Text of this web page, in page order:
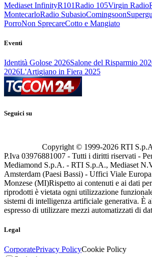
Mediaset InfinityR101Radio 105Virgin Radio
MontecarloRadio SubasioComingsoon
PorroNon SprecareCotto e Mangiato
Eventi
Identità Golose 2026Salone del Risparmio
2026L'Artigiano in Fiera 2025
Seguici su
Copyright © 1999-2026 RTI
P.Iva 03976881007 - Tutti i diritti riservati -
Mediamond S.p.A. - RTI S.p.A., Mediaset
Amsterdam (Paesi Bassi) - Uffici Viale
Monzese (MI)Rispetto ai contenuti e ai dati
riprodotti è vietata ogni utilizzazione
sistemi di intelligenza artificiale generativa. È
espresso di utilizzare mezzi automatizzati di
Legal
CorporatePrivacy PolicyCookie Policy